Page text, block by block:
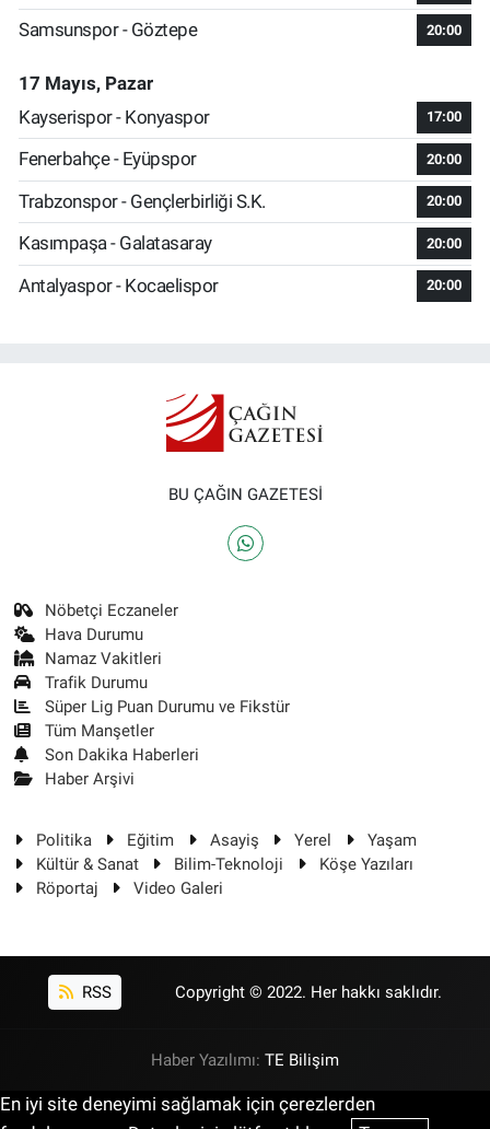
Samsunspor - Göztepe 20:00
17 Mayıs, Pazar
Kayserispor - Konyaspor
17:00
Fenerbahçe - Eyüpspor 20:00
Trabzonspor - Gençlerbirliği S.K. 20:00
Kasımpaşa - Galatasaray 20:00
Antalyaspor - Kocaelispor 20:00
BU ÇAĞIN GAZETESİ
Nöbetçi Eczaneler
Hava Durumu
Namaz Vakitleri
Trafik Durumu
Süper Lig Puan Durumu ve Fikstür
Tüm Manşetler
Son Dakika Haberleri
Haber Arşivi
Politika Eğitim Asayiş Yerel
Yaşam
Kültür & Sanat
Bilim-Teknoloji
Köşe Yazıları
Röportaj
Video Galeri
RSS Copyright © 2022. Her hakkı saklıdır.
Haber Yazılımı: TE Bilişim
En iyi site deneyimi sağlamak için çerezlerden